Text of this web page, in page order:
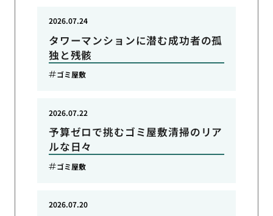
タワーマンションに潜む成功者の孤
独と残骸
2026.07.24
ゴミ屋敷
予算ゼロで挑むゴミ屋敷清掃のリア
ルな日々
2026.07.22
ゴミ屋敷
2026.07.20